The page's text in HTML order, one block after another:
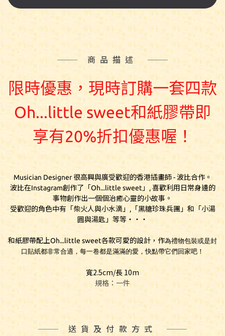
商品描述
限時優惠，現時訂購一套四款
Oh...little sweet和紙膠帶即
享有20%折扣優惠喔！
Musician Designer 很高興與廣受歡迎的香港插畫師 - 波比合作。
波比在Instagram創作了「Oh...little sweet」, 喜歡利用日常身邊的
事物創作出一個個治癒心靈的小故事。
受歡迎的角色中有「柴火人與小水滴」,「黑糖珍珠兵團」和「小湯
圓與湯匙」等等‧‧‧
和紙膠帶配上Oh...little sweet各款可愛的設計，作為禮物包裝或是封
口貼紙都非常合適，每一卷都是滿滿的愛，快點帶它們回家吧！
寬2.5cm/長 10m
規格：一件
送貨及付款方式